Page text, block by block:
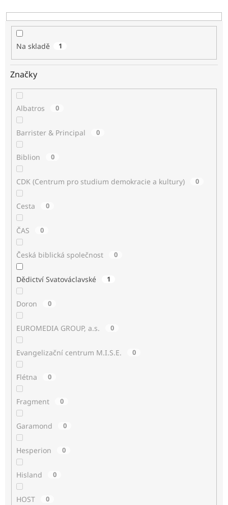
Na skladě 1
Značky
Albatros 0
Barrister & Principal 0
Biblion 0
CDK (Centrum pro studium demokracie a kultury) 0
Cesta 0
ČAS 0
Česká biblická společnost 0
Dědictví Svatováclavské 1
Doron 0
EUROMEDIA GROUP, a.s. 0
Evangelizační centrum M.I.S.E. 0
Flétna 0
Fragment 0
Garamond 0
Hesperion 0
Hisland 0
HOST 0